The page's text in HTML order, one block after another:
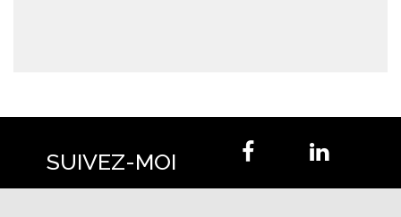
SUIVEZ-MOI